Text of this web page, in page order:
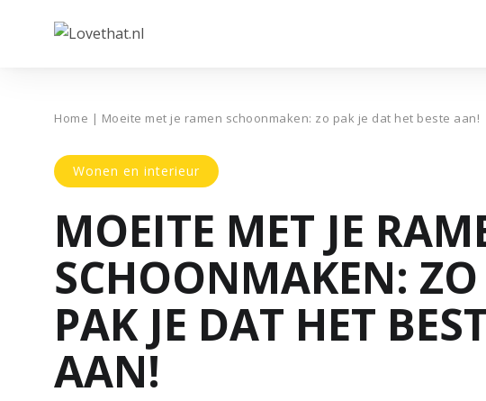
Home | Moeite met je ramen schoonmaken: zo pak je dat het beste aan!
Wonen en interieur
MOEITE MET JE
SCHOONMAKEN: ZO
PAK JE DAT HET
AAN!